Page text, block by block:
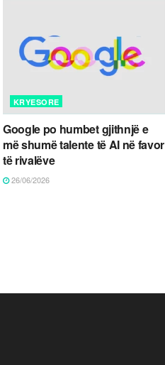
KRYESORE
Google po humbet gjithnjë e
më shumë talente të AI në favor
të rivalëve
26/06/2026